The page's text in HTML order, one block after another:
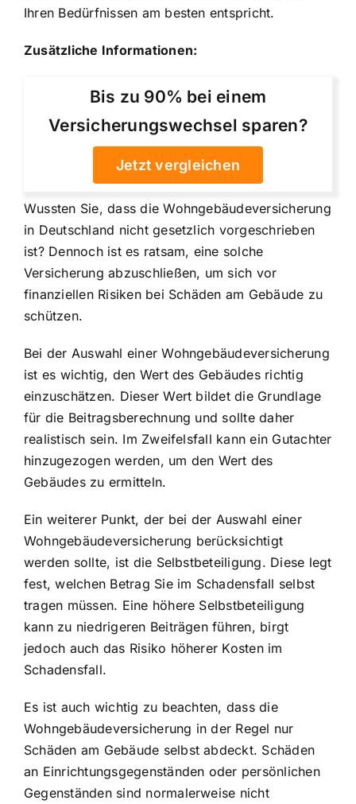
Ihren Bedürfnissen am besten entspricht.
Zusätzliche Informationen:
Bis zu 90% bei einem
Versicherungswechsel sparen?
Jetzt vergleichen
Wussten Sie, dass die Wohngebäudeversicherung
in Deutschland nicht gesetzlich vorgeschrieben
ist? Dennoch ist es ratsam, eine solche
Versicherung abzuschließen, um sich vor
finanziellen Risiken bei Schäden am Gebäude zu
schützen.
Bei der Auswahl einer Wohngebäudeversicherung
ist es wichtig, den Wert des Gebäudes richtig
einzuschätzen. Dieser Wert bildet die Grundlage
für die Beitragsberechnung und sollte daher
realistisch sein. Im Zweifelsfall kann ein Gutachter
hinzugezogen werden, um den Wert des
Gebäudes zu ermitteln.
Ein weiterer Punkt, der bei der Auswahl einer
Wohngebäudeversicherung berücksichtigt
werden sollte, ist die Selbstbeteiligung. Diese legt
fest, welchen Betrag Sie im Schadensfall selbst
tragen müssen. Eine höhere Selbstbeteiligung
kann zu niedrigeren Beiträgen führen, birgt
jedoch auch das Risiko höherer Kosten im
Schadensfall.
Es ist auch wichtig zu beachten, dass die
Wohngebäudeversicherung in der Regel nur
Schäden am Gebäude selbst abdeckt. Schäden
an Einrichtungsgegenständen oder persönlichen
Gegenständen sind normalerweise nicht